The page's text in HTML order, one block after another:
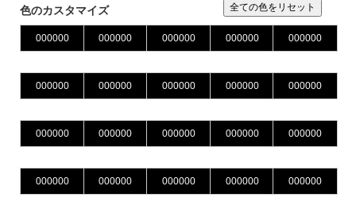
色のカスタマイズ 全ての色をリセット